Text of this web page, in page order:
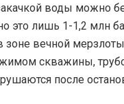
воды можно
это лишь 1-1,2 млн
зоне вечной
скважины,
после